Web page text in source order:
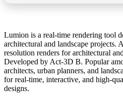
Lumion is a real-time rendering tool
architectural and landscape projects.
resolution renders for architectural
Developed by Act‑3D B. Popular
architects, urban planners, and
for real-time, interactive, and high-
designs.